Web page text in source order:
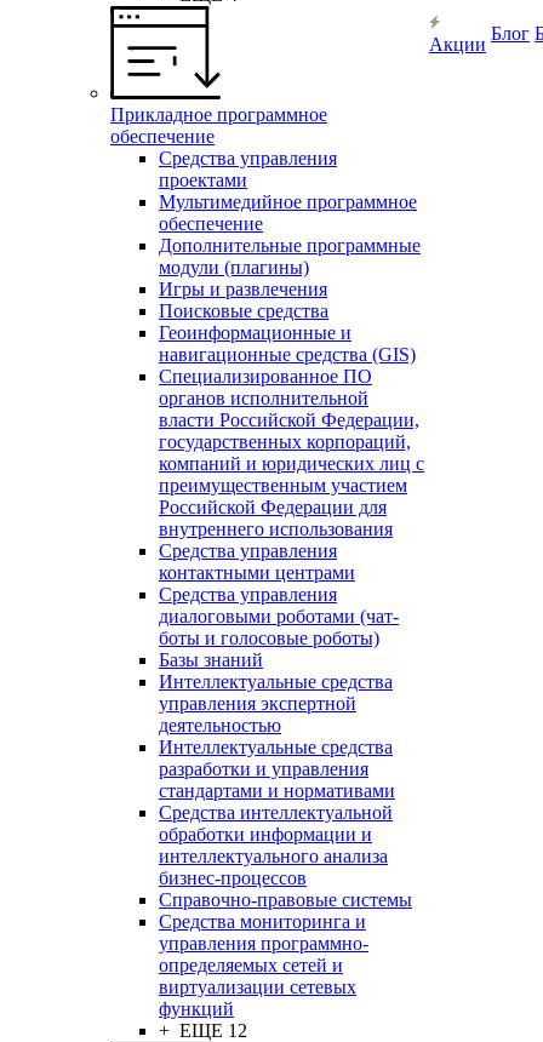
Прикладное программное
обеспечение
Средства управления
проектами
Мультимедийное программное
обеспечение
Дополнительные программные
модули (плагины)
Игры и развлечения
Поисковые средства
Геоинформационные и
навигационные средства (GIS)
Специализированное ПО
органов исполнительной
власти Российской Федерации,
государственных корпораций,
компаний и юридических лиц с
преимущественным участием
Российской Федерации для
внутреннего использования
Средства управления
контактными центрами
Средства управления
диалоговыми роботами (чат-
боты и голосовые роботы)
Базы знаний
Интеллектуальные средства
управления экспертной
деятельностью
Интеллектуальные средства
разработки и управления
стандартами и нормативами
Средства интеллектуальной
обработки информации и
интеллектуального анализа
бизнес-процессов
Справочно-правовые системы
Средства мониторинга и
управления программно-
определяемых сетей и
виртуализации сетевых
функций
+ ЕЩЕ 12
Акции
Блог